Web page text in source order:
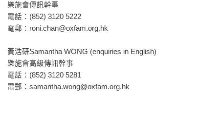
樂施會傳訊幹事
電話：(852) 3120 5222
電郵： roni.chan@oxfam.org.hk
黃浩研Samantha WONG (enquiries in English)
樂施會高級傳訊幹事
電話：(852) 3120 5281
電郵： samantha.wong@oxfam.org.hk